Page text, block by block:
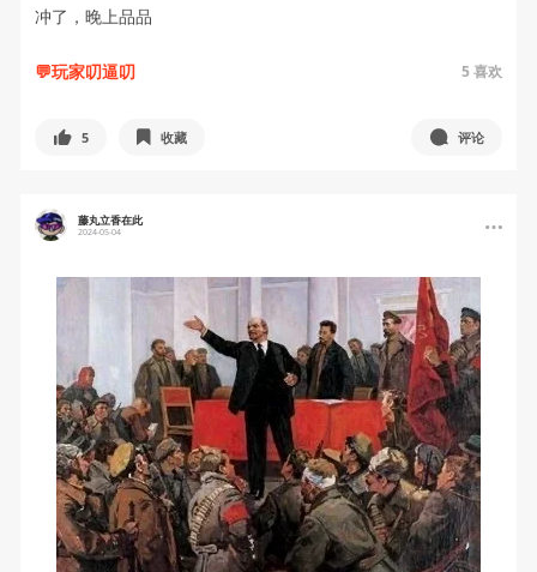
冲了，晚上品品
💬玩家叨逼叨 5 喜欢
5 收藏 评论
藤丸立香在此
2024-05-04